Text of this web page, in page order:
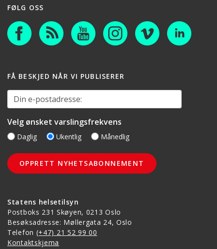
Statens helsetilsyn
Postboks 231 Skøyen, 0213 Oslo
Besøksadresse: Møllergata 24, Oslo
Telefon (+47) 21 52 99 00
Kontaktskjema
FØLG OSS
FÅ BESKJED NÅR VI PUBLISERER
Din e-postadresse:
Velg ønsket varslingsfrekvens
Daglig Ukentlig Månedlig